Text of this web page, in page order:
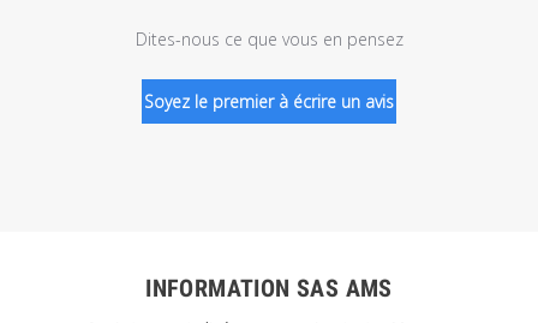
Dites-nous ce que vous en pensez
Soyez le premier à écrire un avis
INFORMATION SAS AMS